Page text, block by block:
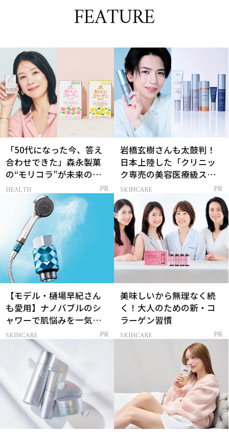
FEATURE
「50代になった今、答え
合わせできた」森永製菓
の“モリコラ”が未来のキ
レイを連れてくる！
HEALTH PR
岩橋玄樹さんも太鼓判！
日本上陸した「クリニッ
ク専売の美容医療級スキ
ンケア」
SKINCARE PR
【モデル・樋場早紀さん
も愛用】ナノバブルのシ
ャワーで肌悩みを一気に
解決
SKINCARE PR
美味しいから無理なく続
く！大人のための新・コ
ラーゲン習慣
SKINCARE PR